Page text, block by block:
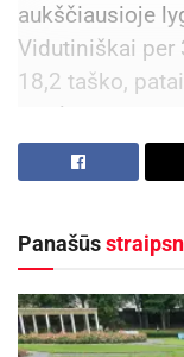
aukščiausioje
Vidutiniškai per
18,2 taško,
rezultatyvaus
kamuolio.
Panašūs